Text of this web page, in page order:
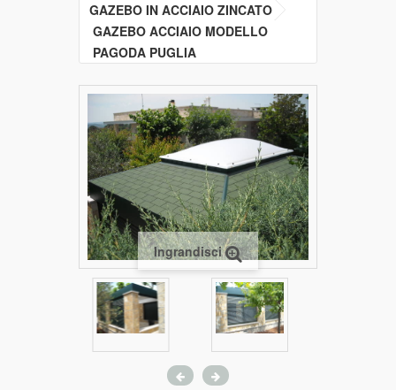
GAZEBO IN ACCIAIO ZINCATO
GAZEBO ACCIAIO MODELLO
PAGODA PUGLIA
Ingrandisci